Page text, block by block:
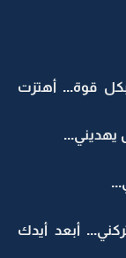
قوة... أهتزت
أبعد أيدك